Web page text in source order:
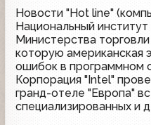
Новости "Hot line"
Национальный
Министерства
которую американская
ошибок в программном
Корпорация "Intel"
гранд-отеле "Европа"
специализированных и